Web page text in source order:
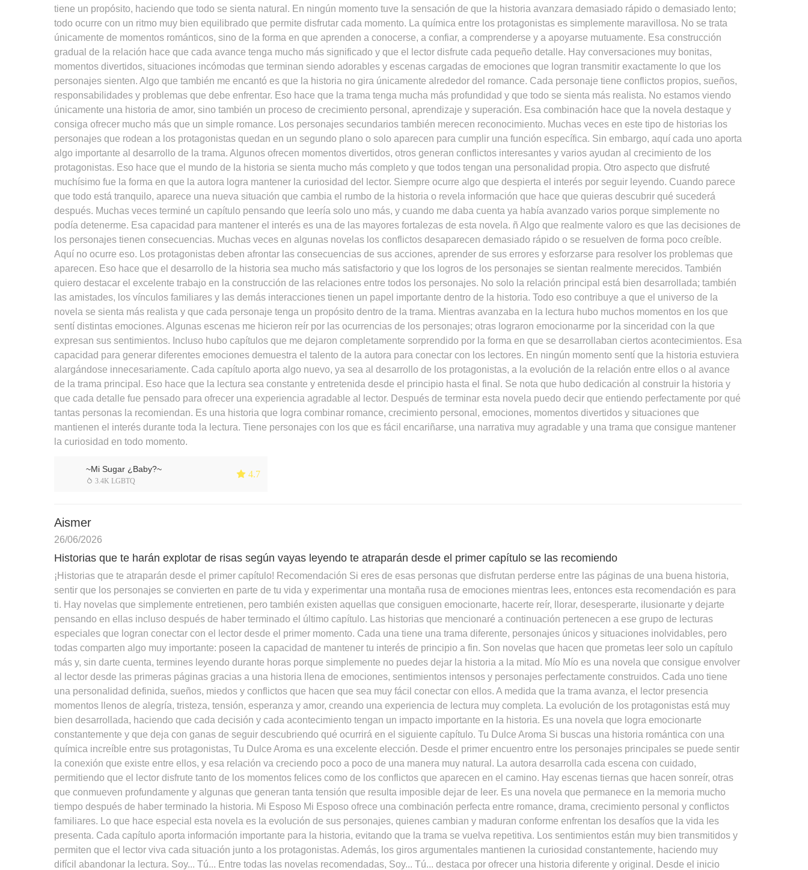
tiene un propósito, haciendo que todo se sienta natural. En ningún momento tuve la sensación de que la historia avanzara demasiado rápido o demasiado lento;
todo ocurre con un ritmo muy bien equilibrado que permite disfrutar cada momento. La química entre los protagonistas es simplemente maravillosa. No se trata
únicamente de momentos románticos, sino de la forma en que aprenden a conocerse, a confiar, a comprenderse y a apoyarse mutuamente. Esa construcción
gradual de la relación hace que cada avance tenga mucho más significado y que el lector disfrute cada pequeño detalle. Hay conversaciones muy bonitas,
momentos divertidos, situaciones incómodas que terminan siendo adorables y escenas cargadas de emociones que logran transmitir exactamente lo que los
personajes sienten. Algo que también me encantó es que la historia no gira únicamente alrededor del romance. Cada personaje tiene conflictos propios, sueños,
responsabilidades y problemas que debe enfrentar. Eso hace que la trama tenga mucha más profundidad y que todo se sienta más realista. No estamos viendo
únicamente una historia de amor, sino también un proceso de crecimiento personal, aprendizaje y superación. Esa combinación hace que la novela destaque y
consiga ofrecer mucho más que un simple romance. Los personajes secundarios también merecen reconocimiento. Muchas veces en este tipo de historias los
personajes que rodean a los protagonistas quedan en un segundo plano o solo aparecen para cumplir una función específica. Sin embargo, aquí cada uno aporta
algo importante al desarrollo de la trama. Algunos ofrecen momentos divertidos, otros generan conflictos interesantes y varios ayudan al crecimiento de los
protagonistas. Eso hace que el mundo de la historia se sienta mucho más completo y que todos tengan una personalidad propia. Otro aspecto que disfruté
muchísimo fue la forma en que la autora logra mantener la curiosidad del lector. Siempre ocurre algo que despierta el interés por seguir leyendo. Cuando parece
que todo está tranquilo, aparece una nueva situación que cambia el rumbo de la historia o revela información que hace que quieras descubrir qué sucederá
después. Muchas veces terminé un capítulo pensando que leería solo uno más, y cuando me daba cuenta ya había avanzado varios porque simplemente no
podía detenerme. Esa capacidad para mantener el interés es una de las mayores fortalezas de esta novela. ñ Algo que realmente valoro es que las decisiones de
los personajes tienen consecuencias. Muchas veces en algunas novelas los conflictos desaparecen demasiado rápido o se resuelven de forma poco creíble.
Aquí no ocurre eso. Los protagonistas deben afrontar las consecuencias de sus acciones, aprender de sus errores y esforzarse para resolver los problemas que
aparecen. Eso hace que el desarrollo de la historia sea mucho más satisfactorio y que los logros de los personajes se sientan realmente merecidos. También
quiero destacar el excelente trabajo en la construcción de las relaciones entre todos los personajes. No solo la relación principal está bien desarrollada; también
las amistades, los vínculos familiares y las demás interacciones tienen un papel importante dentro de la historia. Todo eso contribuye a que el universo de la
novela se sienta más realista y que cada personaje tenga un propósito dentro de la trama. Mientras avanzaba en la lectura hubo muchos momentos en los que
sentí distintas emociones. Algunas escenas me hicieron reír por las ocurrencias de los personajes; otras lograron emocionarme por la sinceridad con la que
expresan sus sentimientos. Incluso hubo capítulos que me dejaron completamente sorprendido por la forma en que se desarrollaban ciertos acontecimientos. Esa
capacidad para generar diferentes emociones demuestra el talento de la autora para conectar con los lectores. En ningún momento sentí que la historia estuviera
alargándose innecesariamente. Cada capítulo aporta algo nuevo, ya sea al desarrollo de los protagonistas, a la evolución de la relación entre ellos o al avance
de la trama principal. Eso hace que la lectura sea constante y entretenida desde el principio hasta el final. Se nota que hubo dedicación al construir la historia y
que cada detalle fue pensado para ofrecer una experiencia agradable al lector. Después de terminar esta novela puedo decir que entiendo perfectamente por qué
tantas personas la recomiendan. Es una historia que logra combinar romance, crecimiento personal, emociones, momentos divertidos y situaciones que
mantienen el interés durante toda la lectura. Tiene personajes con los que es fácil encariñarse, una narrativa muy agradable y una trama que consigue mantener
la curiosidad en todo momento.
~Mi Sugar ¿Baby?~
 3.4K LGBTQ
 4.7
Aismer
26/06/2026
Historias que te harán explotar de risas según vayas leyendo te atraparán desde el primer capítulo se las recomiendo
¡Historias que te atraparán desde el primer capítulo! Recomendación Si eres de esas personas que disfrutan perderse entre las páginas de una buena historia,
sentir que los personajes se convierten en parte de tu vida y experimentar una montaña rusa de emociones mientras lees, entonces esta recomendación es para
ti. Hay novelas que simplemente entretienen, pero también existen aquellas que consiguen emocionarte, hacerte reír, llorar, desesperarte, ilusionarte y dejarte
pensando en ellas incluso después de haber terminado el último capítulo. Las historias que mencionaré a continuación pertenecen a ese grupo de lecturas
especiales que logran conectar con el lector desde el primer momento. Cada una tiene una trama diferente, personajes únicos y situaciones inolvidables, pero
todas comparten algo muy importante: poseen la capacidad de mantener tu interés de principio a fin. Son novelas que hacen que prometas leer solo un capítulo
más y, sin darte cuenta, termines leyendo durante horas porque simplemente no puedes dejar la historia a la mitad. Mío Mío es una novela que consigue envolver
al lector desde las primeras páginas gracias a una historia llena de emociones, sentimientos intensos y personajes perfectamente construidos. Cada uno tiene
una personalidad definida, sueños, miedos y conflictos que hacen que sea muy fácil conectar con ellos. A medida que la trama avanza, el lector presencia
momentos llenos de alegría, tristeza, tensión, esperanza y amor, creando una experiencia de lectura muy completa. La evolución de los protagonistas está muy
bien desarrollada, haciendo que cada decisión y cada acontecimiento tengan un impacto importante en la historia. Es una novela que logra emocionarte
constantemente y que deja con ganas de seguir descubriendo qué ocurrirá en el siguiente capítulo. Tu Dulce Aroma Si buscas una historia romántica con una
química increíble entre sus protagonistas, Tu Dulce Aroma es una excelente elección. Desde el primer encuentro entre los personajes principales se puede sentir
la conexión que existe entre ellos, y esa relación va creciendo poco a poco de una manera muy natural. La autora desarrolla cada escena con cuidado,
permitiendo que el lector disfrute tanto de los momentos felices como de los conflictos que aparecen en el camino. Hay escenas tiernas que hacen sonreír, otras
que conmueven profundamente y algunas que generan tanta tensión que resulta imposible dejar de leer. Es una novela que permanece en la memoria mucho
tiempo después de haber terminado la historia. Mi Esposo Mi Esposo ofrece una combinación perfecta entre romance, drama, crecimiento personal y conflictos
familiares. Lo que hace especial esta novela es la evolución de sus personajes, quienes cambian y maduran conforme enfrentan los desafíos que la vida les
presenta. Cada capítulo aporta información importante para la historia, evitando que la trama se vuelva repetitiva. Los sentimientos están muy bien transmitidos y
permiten que el lector viva cada situación junto a los protagonistas. Además, los giros argumentales mantienen la curiosidad constantemente, haciendo muy
difícil abandonar la lectura. Soy... Tú... Entre todas las novelas recomendadas, Soy... Tú... destaca por ofrecer una historia diferente y original. Desde el inicio